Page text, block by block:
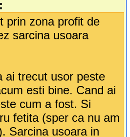
prin zona profit de
sarcina usoara
ai trecut usor peste
esti bine. Cand ai
cum a fost. Si
fetita (sper ca nu am
Sarcina usoara in